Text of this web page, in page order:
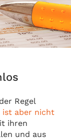
Regel
ist aber nicht
ihren
und aus